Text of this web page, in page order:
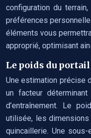
configuration du
préférences
éléments vous
approprié, optimisant
Le poids du
Une estimation précise
un facteur
d’entraînement. Le
utilisée, les
quincaillerie. Une